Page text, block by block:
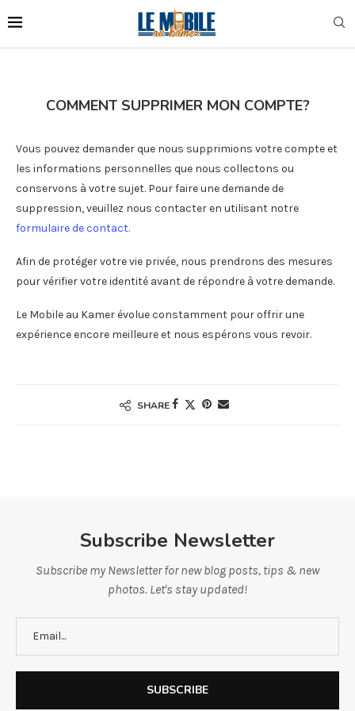
COMMENT SUPPRIMER MON COMPTE?
Vous pouvez demander que nous supprimions votre compte et
les informations personnelles que nous collectons ou
conservons à votre sujet. Pour faire une demande de
suppression, veuillez nous contacter en utilisant notre
formulaire de contact.
Afin de protéger votre vie privée, nous prendrons des mesures
pour vérifier votre identité avant de répondre à votre demande.
Le Mobile au Kamer évolue constamment pour offrir une
expérience encore meilleure et nous espérons vous revoir.
SHARE
Subscribe Newsletter
Subscribe my Newsletter for new blog posts, tips & new
photos. Let's stay updated!